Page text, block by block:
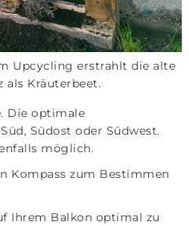
Upcycling erstrahlt die alte
als Kräuterbeet.
Die optimale
Südost oder Südwest.
möglich.
Kompass zum Bestimmen
Ihrem Balkon optimal zu